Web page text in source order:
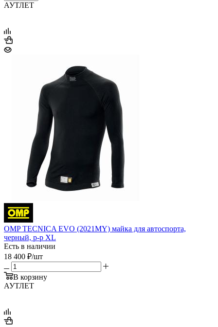
АУТЛЕТ
OMP TECNICA EVO (2021MY) майка для автоспорта,
черный, р-р XL
Есть в наличии
18 400 ₽/шт
В корзину
АУТЛЕТ